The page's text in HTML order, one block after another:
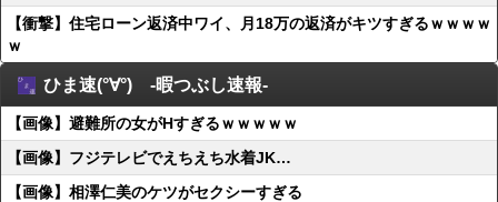
【衝撃】住宅ローン返済中ワイ、月18万の返済がキツすぎるｗｗｗｗ
ｗ
ひま速(°∀°) -暇つぶし速報-
【画像】避難所の女がHすぎるｗｗｗｗｗ
【画像】フジテレビでえちえち水着JK…
【画像】相澤仁美のケツがセクシーすぎる